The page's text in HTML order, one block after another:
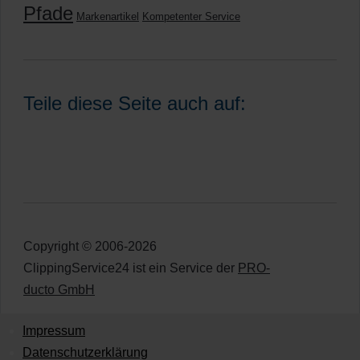
Pfade Markenartikel Kompetenter Service
Teile diese Seite auch auf:
Copyright © 2006-2026
ClippingService24 ist ein Service der PRO-
ducto GmbH
Impressum
Datenschutzerklärung